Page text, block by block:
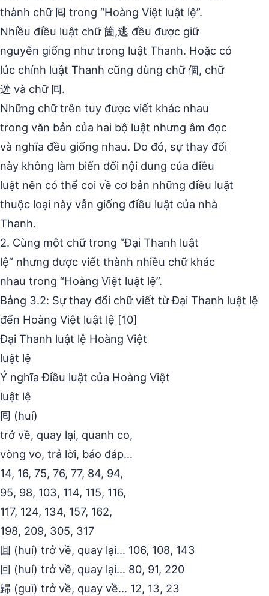
thành chữ 囘 trong “Hoàng Việt luật lệ”.
Nhiều điều luật chữ 箇,逃 đều được giữ
nguyên giống như trong luật Thanh. Hoặc có
lúc chính luật Thanh cũng dùng chữ 個, chữ
迯 và chữ 囘.
Những chữ trên tuy được viết khác nhau
trong văn bản của hai bộ luật nhưng âm đọc
và nghĩa đều giống nhau. Do đó, sự thay đổi
này không làm biến đổi nội dung của điều
luật nên có thể coi về cơ bản những điều luật
thuộc loại này vẫn giống điều luật của nhà
Thanh.
2. Cùng một chữ trong “Đại Thanh luật
lệ” nhưng được viết thành nhiều chữ khác
nhau trong “Hoàng Việt luật lệ”.
Bảng 3.2: Sự thay đổi chữ viết từ Đại Thanh luật lệ
đến Hoàng Việt luật lệ [10]
Đại Thanh luật lệ Hoàng Việt
luật lệ
Ý nghĩa Điều luật của Hoàng Việt
luật lệ
囘 (huí)
trở về, quay lại, quanh co,
vòng vo, trả lời, báo đáp…
14, 16, 75, 76, 77, 84, 94,
95, 98, 103, 114, 115, 116,
117, 124, 134, 157, 162,
198, 209, 305, 317
囬 (huí) trở về, quay lại… 106, 108, 143
回 (huí) trở về, quay lại… 80, 91, 220
歸 (guī) trở về, quay về… 12, 13, 23